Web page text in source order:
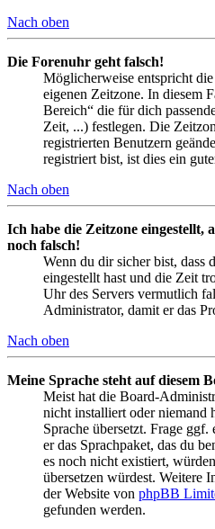
Nach oben
Die Forenuhr geht falsch!
Möglicherweise entspricht
eigenen Zeitzone. In diesem
Bereich“ die für dich
Zeit, ...) festlegen. Die
registrierten Benutzern
registriert bist, ist dies ein
Nach oben
Ich habe die Zeitzone eingestellt,
noch falsch!
Wenn du dir sicher bist, dass
eingestellt hast und die Zeit
Uhr des Servers vermutlich
Administrator, damit er das
Nach oben
Meine Sprache steht auf diesem
Meist hat die Board-
nicht installiert oder niemand
Sprache übersetzt. Frage
er das Sprachpaket, das du
es noch nicht existiert,
übersetzen würdest. Weitere
der Website von phpBB
gefunden werden.